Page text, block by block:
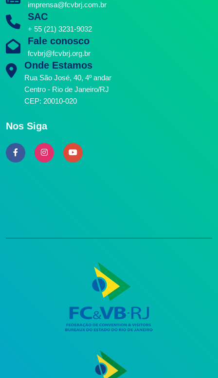
imprensa@fcvbrj.com.br
SAC
+ 55 (21) 3231-9032
Fale conosco
fcvbrj@fcvbrj.org.br
Onde Estamos
Rua São José, 40, 4º andar
Centro - Rio de Janeiro/RJ
CEP: 20010-020
Nos Siga